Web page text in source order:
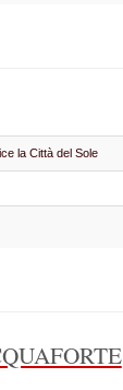
la Città del Sole